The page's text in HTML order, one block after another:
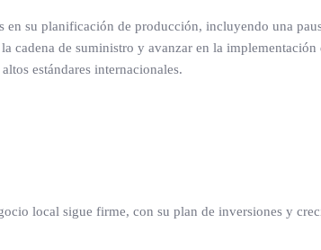
su planificación de producción, incluyendo una
cadena de suministro y avanzar en la implementación
estándares internacionales.
local sigue firme, con su plan de inversiones y